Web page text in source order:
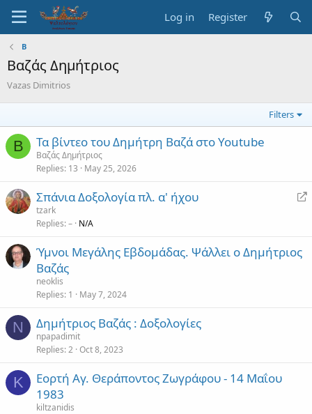
Log in Register
Β
Βαζάς Δημήτριος
Vazas Dimitrios
Filters
Β Τα βίντεο του Δημήτρη Βαζά στο Youtube
Βαζάς Δημήτριος
Replies 13 May 25, 2026
R
Σπάνια Δοξολογία πλ. α' ήχου
tzark
Replies – N/A
Ύμνοι Μεγάλης Εβδομάδας. Ψάλλει ο Δημήτριος
Βαζάς
neoklis
Replies 1 May 7, 2024
N Δημήτριος Βαζάς : Δοξολογίες
npapadimit
Replies 2 Oct 8, 2023
K
Εορτή Αγ. Θεράποντος Ζωγράφου - 14 Μαΐου
1983
kiltzanidis